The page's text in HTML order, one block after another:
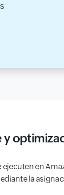
en
la